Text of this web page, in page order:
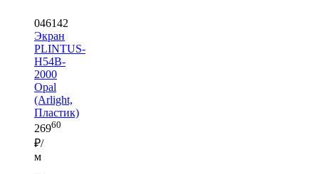
046142
Экран
PLINTUS-
H54B-
2000
Opal
(Arlight,
Пластик)
26960
₽/
м